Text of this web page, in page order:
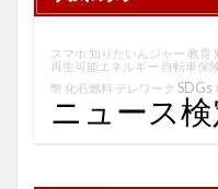
スマホ 知りたいんジャー 教育
再生可能エネルギー 自転車保
幣 化石燃料 テレワーク SDGs
ニュース検